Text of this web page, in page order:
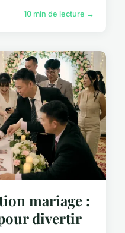
10 min de lecture →
mariage :
divertir